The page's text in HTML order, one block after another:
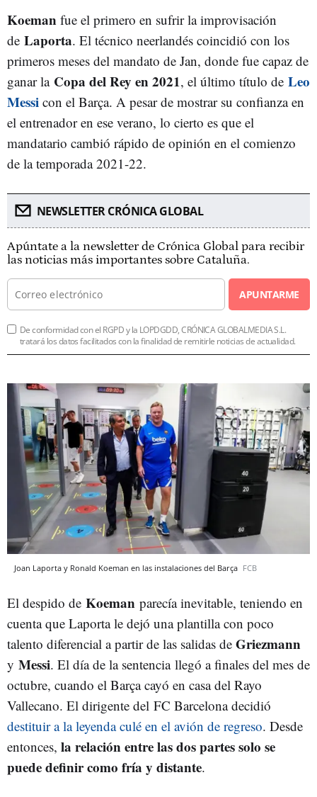
Koeman fue el primero en sufrir la improvisación
de Laporta. El técnico neerlandés coincidió con los
primeros meses del mandato de Jan, donde fue capaz de
ganar la Copa del Rey en 2021, el último título de Leo
Messi con el Barça. A pesar de mostrar su confianza en
el entrenador en ese verano, lo cierto es que el
mandatario cambió rápido de opinión en el comienzo
de la temporada 2021-22.
NEWSLETTER CRÓNICA GLOBAL
Apúntate a la newsletter de Crónica Global para recibir
las noticias más importantes sobre Cataluña.
APUNTARME
De conformidad con el RGPD y la LOPDGDD, CRÓNICA GLOBALMEDIA S.L.
tratará los datos facilitados con la finalidad de remitirle noticias de actualidad.
Joan Laporta y Ronald Koeman en las instalaciones del Barça FCB
El despido de Koeman parecía inevitable, teniendo en
cuenta que Laporta le dejó una plantilla con poco
talento diferencial a partir de las salidas de Griezmann
y Messi. El día de la sentencia llegó a finales del mes de
octubre, cuando el Barça cayó en casa del Rayo
Vallecano. El dirigente del FC Barcelona decidió
destituir a la leyenda culé en el avión de regreso. Desde
entonces, la relación entre las dos partes solo se
puede definir como fría y distante.